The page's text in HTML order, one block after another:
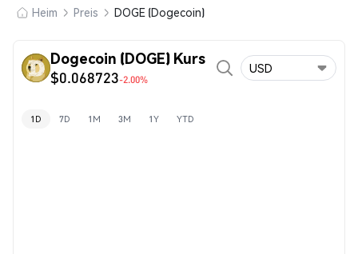
Heim Preis DOGE (Dogecoin)
Dogecoin (DOGE) Kurs
$0.068723-2.00%
USD
1D 7D 1M 3M 1Y YTD